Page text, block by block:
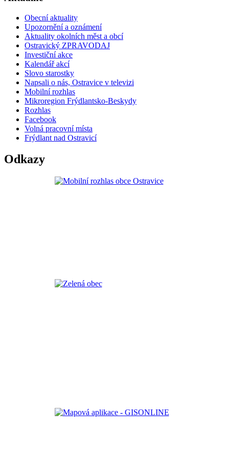
Obecní aktuality
Upozornění a oznámení
Aktuality okolních měst a obcí
Ostravický ZPRAVODAJ
Investiční akce
Kalendář akcí
Slovo starostky
Napsali o nás, Ostravice v televizi
Mobilní rozhlas
Mikroregion Frýdlantsko-Beskydy
Rozhlas
Facebook
Volná pracovní místa
Frýdlant nad Ostravicí
Odkazy